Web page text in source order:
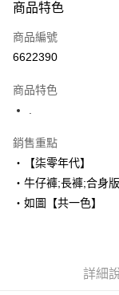
信用卡一次付款
超商取貨付款
街口支付
悠遊付
Google Pay
AFTEE先享後付是「
商品特色
商品編號
6622390
商品特色
銷售重點
‧【柒零年代】
‧牛仔褲;長褲;合身
‧如圖【共一色】
詳細